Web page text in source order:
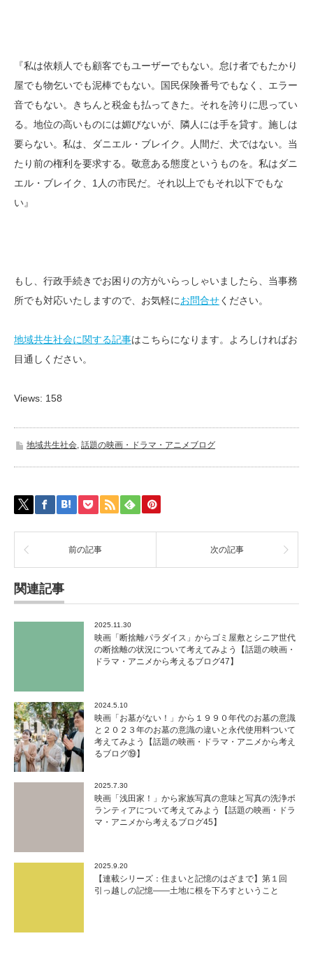
『私は依頼人でも顧客でもユーザーでもない。怠け者でもたかり
屋でも物乞いでも泥棒でもない。国民保険番号でもなく、エラー
音でもない。きちんと税金も払ってきた。それを誇りに思ってい
る。地位の高いものには媚びないが、隣人には手を貸す。施しは
要らない。私は、ダニエル・ブレイク。人間だ、犬ではない。当
たり前の権利を要求する。敬意ある態度というものを。私はダニ
エル・ブレイク、1人の市民だ。それ以上でもそれ以下でもな
い』
もし、行政手続きでお困りの方がいらっしゃいましたら、当事務
所でも対応いたしますので、お気軽にお問合せください。
地域共生社会に関する記事はこちらになります。よろしければお
目通しください。
Views: 158
地域共生社会, 話題の映画・ドラマ・アニメブログ
前の記事 次の記事
関連記事
2025.11.30
映画「断捨離パラダイス」からゴミ屋敷とシニア世代
の断捨離の状況について考えてみよう【話題の映画・
ドラマ・アニメから考えるブログ47】
2024.5.10
映画「お墓がない！」から１９９０年代のお墓の意識
と２０２３年のお墓の意識の違いと永代使用料ついて
考えてみよう【話題の映画・ドラマ・アニメから考え
るブログ⑲】
2025.7.30
映画「浅田家！」から家族写真の意味と写真の洗浄ボ
ランティアについて考えてみよう【話題の映画・ドラ
マ・アニメから考えるブログ45】
2025.9.20
【連載シリーズ：住まいと記憶のはざまで】第１回
引っ越しの記憶——土地に根を下ろすということ